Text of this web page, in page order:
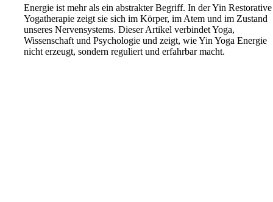
Energie ist mehr als ein abstrakter Begriff. In der Yin Restorative
Yogatherapie zeigt sie sich im Körper, im Atem und im Zustand
unseres Nervensystems. Dieser Artikel verbindet Yoga,
Wissenschaft und Psychologie und zeigt, wie Yin Yoga Energie
nicht erzeugt, sondern reguliert und erfahrbar macht.